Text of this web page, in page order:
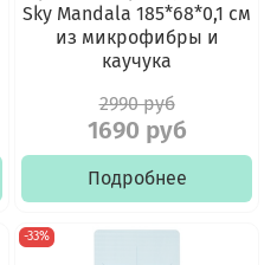
Sky Mandala 185*68*0,1 см
из микрофибры и
каучука
2990 руб
1690 руб
Подробнее
-33%